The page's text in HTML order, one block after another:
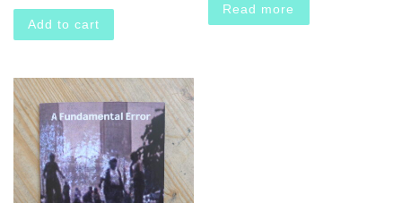
Add to cart
Read more